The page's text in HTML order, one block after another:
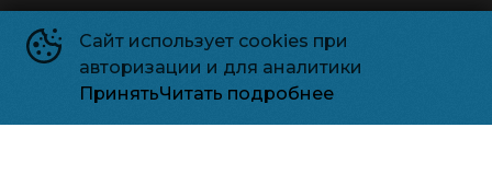
Сайт использует cookies при
авторизации и для аналитики
ПринятьЧитать подробнее
Контакты
Касса
+7 925-18-38499
relizpark_solnechnogorsk@mail.ru